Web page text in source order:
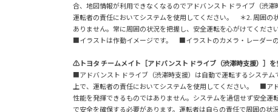
合、地図情報が利用できなくなるのでアドバンスト ドライブ（渋
運転者の責任においてシステムを使用してください。 ＊2. 周囲の
ありません。常に周囲の状況を把握し、安全運転を心がけてください
■イラストは作動イメージです。 ■イラストのカメラ・レーダーの
⚠トヨタ チームメイト［アドバンスト ドライブ（渋滞時支援）］
■アドバンスト ドライブ（渋滞時支援）は自動で運転するシステ
上で、運転者の責任においてシステムを使用してください。 ■ア
性能を発揮できるものではありません。システムを過信せず安全
で安全を確保する必要があります。運転者は自らの責任で周囲の